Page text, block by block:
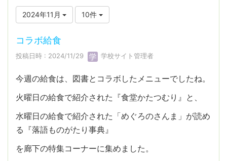
2024年11月 10件
コラボ給食
投稿日時 : 2024/11/29 学校サイト管理者
今週の給食は、図書とコラボしたメニューでしたね。
火曜日の給食で紹介された『食堂かたつむり』と、
水曜日の給食で紹介された「めぐろのさんま」が読め
る『落語ものがたり事典』
を廊下の特集コーナーに集めました。